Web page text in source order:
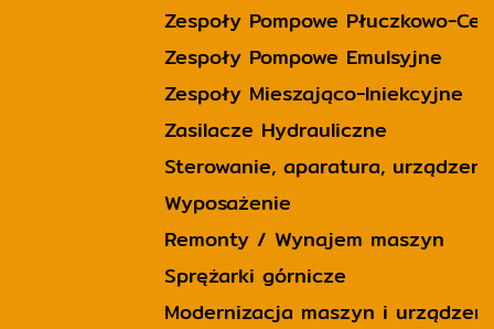
Zespoły Pompowe Płuczkowo-
Zespoły Pompowe Emulsyjne
Zespoły Mieszająco-Iniekcyjne
Zasilacze Hydrauliczne
Sterowanie, aparatura,
Wyposażenie
Remonty / Wynajem maszyn
Sprężarki górnicze
Modernizacja maszyn i urządzeń